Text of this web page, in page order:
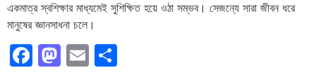
একমাত্র স্বশিক্ষার মাধ্যমেই সুশিক্ষিত হয়ে ওঠা সম্ভব। সেজন্যে সারা জীবন ধরে
মানুষের জ্ঞানসাধনা চলে।
Facebook
Mastodon
Email